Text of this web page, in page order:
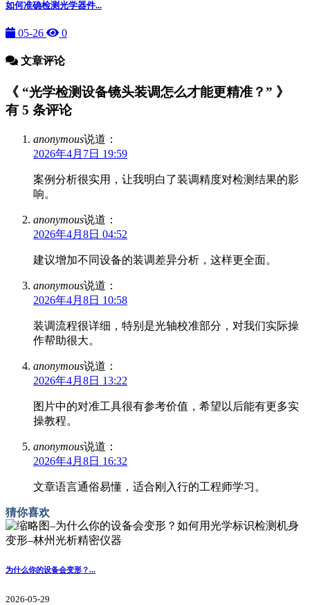
如何准确检测光学器件...
05-26 0
文章评论
《 “光学检测设备镜头装调怎么才能更精准？” 》
有 5 条评论
anonymous说道：
2026年4月7日 19:59
案例分析很实用，让我明白了装调精度对检测结果的影
响。
anonymous说道：
2026年4月8日 04:52
建议增加不同设备的装调差异分析，这样更全面。
anonymous说道：
2026年4月8日 10:58
装调流程很详细，特别是光轴校准部分，对我们实际操
作帮助很大。
anonymous说道：
2026年4月8日 13:22
图片中的对准工具很有参考价值，希望以后能有更多实
操教程。
anonymous说道：
2026年4月8日 16:32
文章语言通俗易懂，适合刚入行的工程师学习。
猜你喜欢
为什么你的设备会变形？...
2026-05-29